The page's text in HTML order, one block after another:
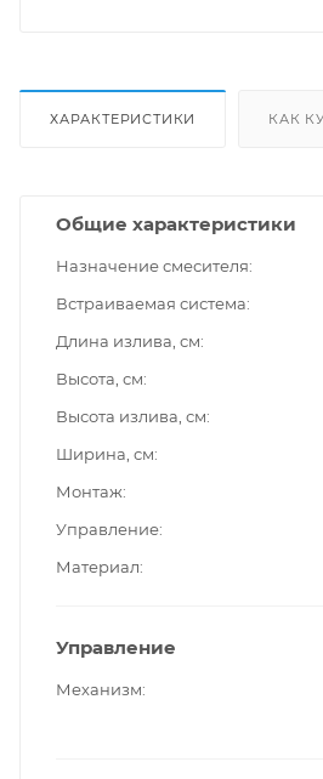
ХАРАКТЕРИСТИКИ КАК
Общие характеристики
Назначение смесителя
Встраиваемая система
Длина излива, см
Высота, см
Высота излива, см
Ширина, см
Монтаж
Управление
Материал
Управление
Механизм